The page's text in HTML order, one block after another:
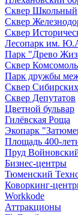
Сквер Школьный
Сквер
Сквер
Лесопарк им.
Парк "Древо
Сквер
Парк дружбы
Сквер
Сквер Депутатов
Цветной бульвар
Гилёвская Роща
Экопарк
Площадь 400-
Пруд
Бизнес-центры
Тюменский
Коворкинг-
Workkode
Аттракционы